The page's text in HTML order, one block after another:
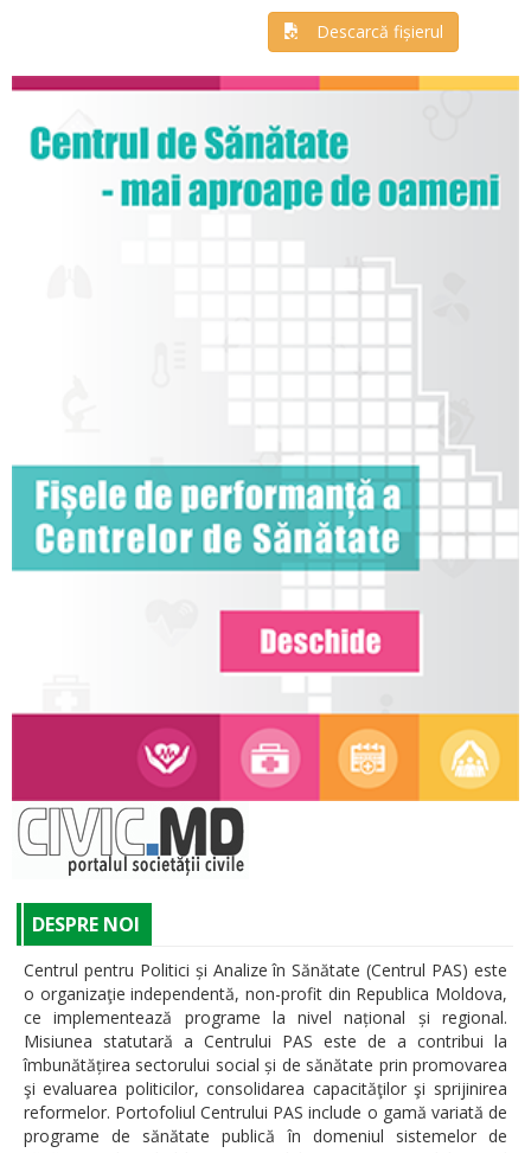
Descarcă fișierul
DESPRE NOI
Centrul pentru Politici și Analize în Sănătate (Centrul PAS) este
o organizaţie independentă, non-profit din Republica Moldova,
ce implementează programe la nivel național și regional.
Misiunea statutară a Centrului PAS este de a contribui la
îmbunătățirea sectorului social și de sănătate prin promovarea
şi evaluarea politicilor, consolidarea capacităţilor şi sprijinirea
reformelor. Portofoliul Centrului PAS include o gamă variată de
programe de sănătate publică în domeniul sistemelor de